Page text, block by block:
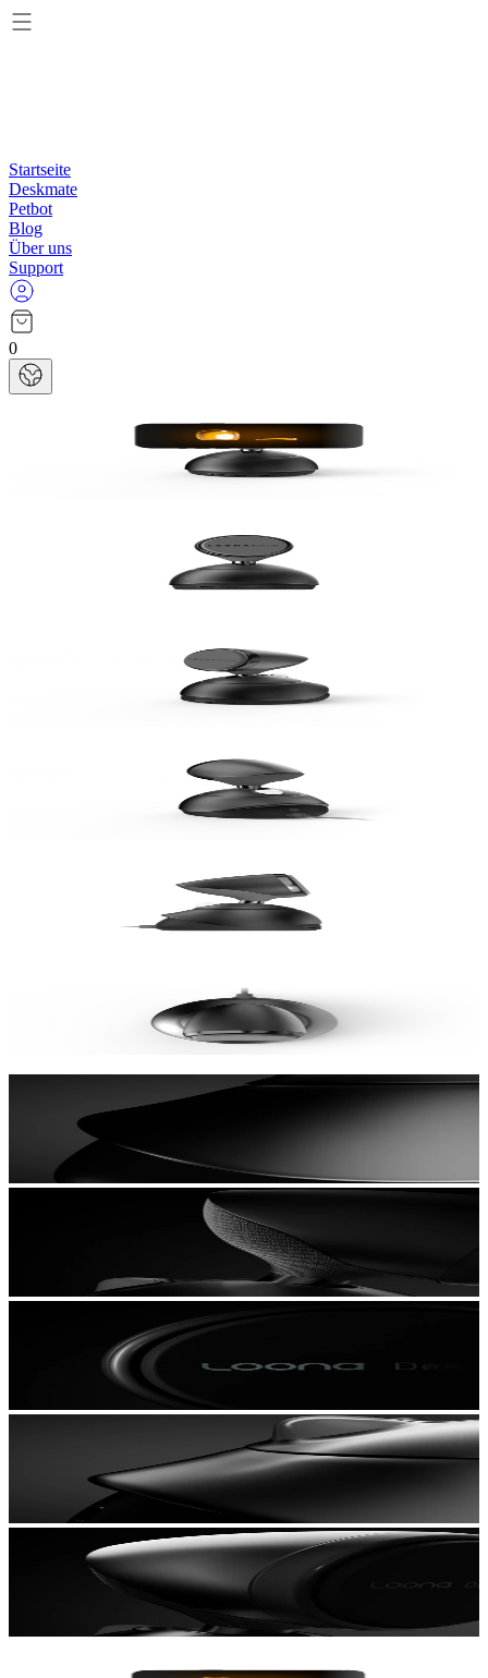
Startseite
Deskmate
Petbot
Blog
Über uns
Support
0